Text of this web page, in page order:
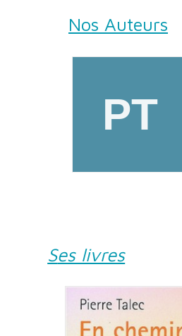
Nos Auteurs
Ses livres